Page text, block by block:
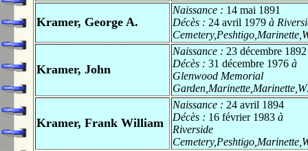
Kramer, George A.
Naissance : 14 mai 1891
Décès : 24 avril 1979 à
Kramer, John
Naissance : 23 décembre 1892
Décès : 31 décembre 1976 à
Glenwood Memorial
Kramer, Frank William
Naissance : 24 avril 1894
Décès : 16 février 1983 à
Riverside